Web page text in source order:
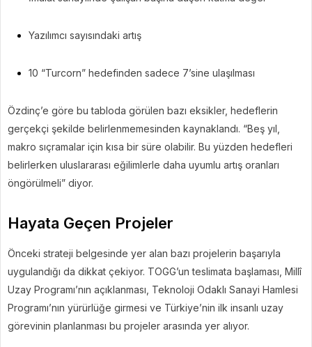
Yazılımcı sayısındaki artış
10 “Turcorn” hedefinden sadece 7’sine ulaşılması
Özdinç’e göre bu tabloda görülen bazı eksikler, hedeflerin
gerçekçi şekilde belirlenmemesinden kaynaklandı. “Beş yıl,
makro sıçramalar için kısa bir süre olabilir. Bu yüzden hedefleri
belirlerken uluslararası eğilimlerle daha uyumlu artış oranları
öngörülmeli” diyor.
Hayata Geçen Projeler
Önceki strateji belgesinde yer alan bazı projelerin başarıyla
uygulandığı da dikkat çekiyor. TOGG’un teslimata başlaması, Millî
Uzay Programı’nın açıklanması, Teknoloji Odaklı Sanayi Hamlesi
Programı’nın yürürlüğe girmesi ve Türkiye’nin ilk insanlı uzay
görevinin planlanması bu projeler arasında yer alıyor.